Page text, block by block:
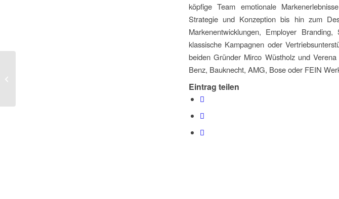
köpfige Team emotionale
Strategie und Konzeption bis hin zum
Markenentwicklungen, Employer Branding,
klassische Kampagnen oder
beiden Gründer Mirco Wüstholz und
Benz, Bauknecht, AMG, Bose oder FEIN
Eintrag teilen